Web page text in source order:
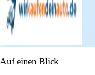
Auf einen Blick